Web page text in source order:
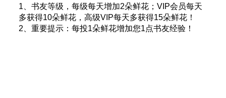
1、书友等级，每级每天增加2朵鲜花；VIP会员每天
多获得10朵鲜花，高级VIP每天多获得15朵鲜花！
2、重要提示：每投1朵鲜花增加您1点书友经验！